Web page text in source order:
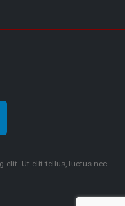
elit. Ut elit tellus, luctus nec